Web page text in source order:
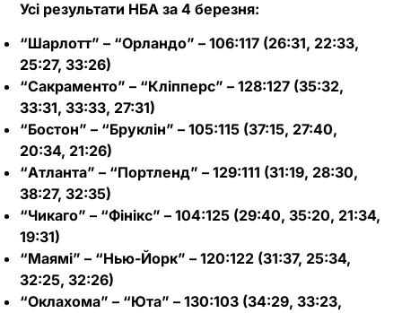
Усі результати НБА за 4 березня:
“Шарлотт” – “Орландо” – 106:117 (26:31, 22:33,
25:27, 33:26)
“Сакраменто” – “Кліпперс” – 128:127 (35:32,
33:31, 33:33, 27:31)
“Бостон” – “Бруклін” – 105:115 (37:15, 27:40,
20:34, 21:26)
“Атланта” – “Портленд” – 129:111 (31:19, 28:30,
38:27, 32:35)
“Чикаго” – “Фінікс” – 104:125 (29:40, 35:20, 21:34,
19:31)
“Маямі” – “Нью-Йорк” – 120:122 (31:37, 25:34,
32:25, 32:26)
“Оклахома” – “Юта” – 130:103 (34:29, 33:23,